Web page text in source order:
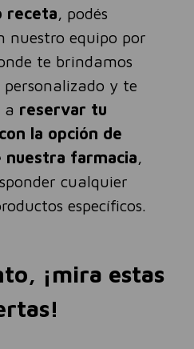
receta, podés
nuestro equipo por
te brindamos
y te
a reservar tu
la opción de
nuestra farmacia,
cualquier
específicos.
¡mira estas